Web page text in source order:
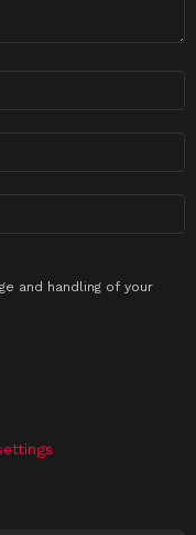
and handling of your